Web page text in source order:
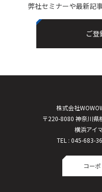
弊社セミナーや最新記
ご登
株式会社
〒220-8080 神奈川県
横浜アイ
TEL : 045-683-
コー